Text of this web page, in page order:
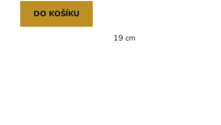
DO KOŠÍKU
19 cm